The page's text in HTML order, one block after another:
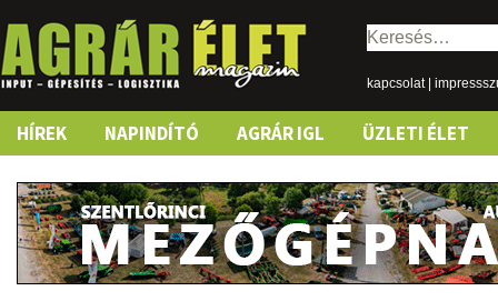
Keresés:
kapcsolat|
Skip
content
HÍREK NAPINDÍTÓ AGRÁR IGL ÜZLETI ÉLET